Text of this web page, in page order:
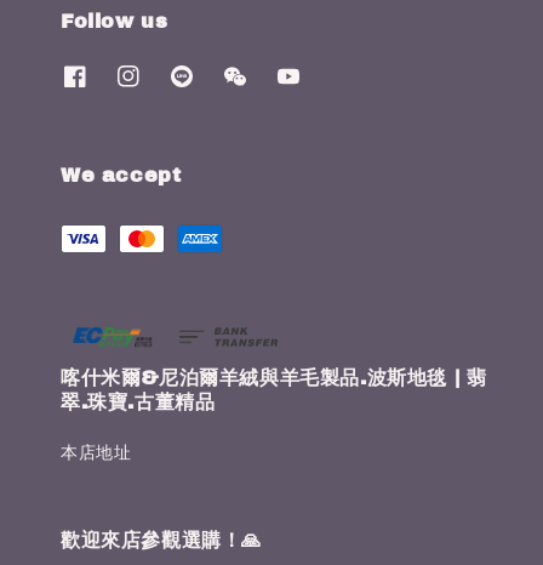
Follow us
We accept
喀什米爾&尼泊爾羊絨與羊毛製品.波斯地毯 | 翡
翠.珠寶.古董精品
本店地址
歡迎來店參觀選購！🙏